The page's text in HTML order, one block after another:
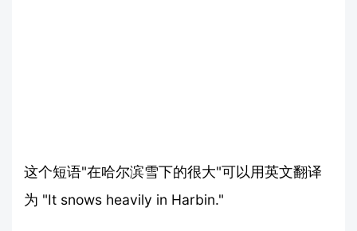
这个短语"在哈尔滨雪下的很大"可以用英文翻译
为 "It snows heavily in Harbin."